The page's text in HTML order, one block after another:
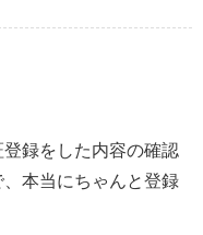
たりしない。
ルを触らない。
定な場所に置かな
常時に不具合が起
ぼしうる用途での
録をした内容の確認
本当にちゃんと登録